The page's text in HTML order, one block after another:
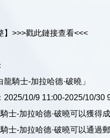
】>>>戳此鏈接查看<<<
騎士-加拉哈德·破曉」
2025/10/9 11:00-2025/10/30
士-加拉哈德·破曉可以獲得
士-加拉哈德·破曉可以通過